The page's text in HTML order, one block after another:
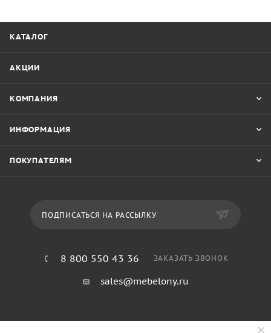
КАТАЛОГ
АКЦИИ
КОМПАНИЯ
ИНФОРМАЦИЯ
ПОКУПАТЕЛЯМ
ПОДПИСАТЬСЯ НА РАССЫЛКУ
8 800 550 43 36 ЗАКАЗАТЬ ЗВОНОК
sales@mebelony.ru